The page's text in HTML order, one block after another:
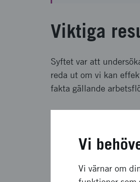
Viktiga
Syftet var att
reda ut om vi kan
fakta gällande
Vi har fått in mycket
Vi
Vi värnar om